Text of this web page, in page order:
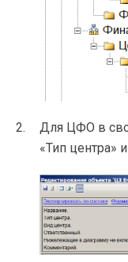
Для ЦФО в
«Тип центра»